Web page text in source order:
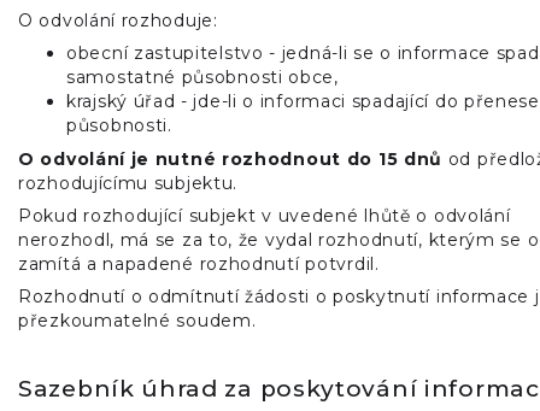
O odvolání rozhoduje:
obecní zastupitelstvo - jedná-li se o informace
samostatné působnosti obce,
krajský úřad - jde-li o informaci spadající do
působnosti.
O odvolání je nutné rozhodnout do 15 dnů od
rozhodujícímu subjektu.
Pokud rozhodující subjekt v uvedené lhůtě o odvolání
nerozhodl, má se za to, že vydal rozhodnutí, kterým se
zamítá a napadené rozhodnutí potvrdil.
Rozhodnutí o odmítnutí žádosti o poskytnutí informace
přezkoumatelné soudem.
Sazebník úhrad za poskytování